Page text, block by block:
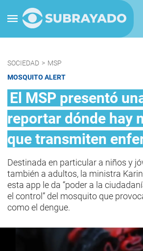
SOCIEDAD > MSP
MOSQUITO ALERT
El MSP presentó
reportar dónde hay
que transmiten
Destinada en particular a niños y
también a adultos, la ministra
esta app le da “poder a la
el control” del mosquito que
como el dengue.